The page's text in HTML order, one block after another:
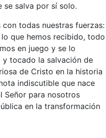
se salva por sí solo.
todas nuestras fuerzas:
que hemos recibido, todo
en juego y se lo
y tocado la salvación de
de Cristo en la historia
indiscutible que nace
Señor para nosotros
en la transformación